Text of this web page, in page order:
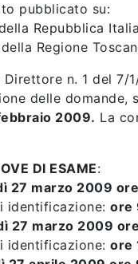
pubblicato su:
Repubblica
Regione
Direttore n. 1 del
delle
2009. La
DI ESAME:
27 marzo 2009
identificazione: ore
27 marzo 2009
identificazione: ore